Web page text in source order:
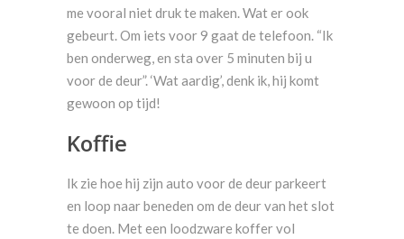
me vooral niet druk te maken. Wat er ook
gebeurt. Om iets voor 9 gaat de telefoon. “Ik
ben onderweg, en sta over 5 minuten bij u
voor de deur”. ‘Wat aardig’, denk ik, hij komt
gewoon op tijd!
Koffie
Ik zie hoe hij zijn auto voor de deur parkeert
en loop naar beneden om de deur van het slot
te doen. Met een loodzware koffer vol